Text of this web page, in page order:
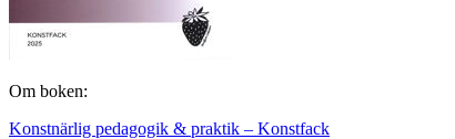
Om boken:
Konstnärlig pedagogik & praktik – Konstfack